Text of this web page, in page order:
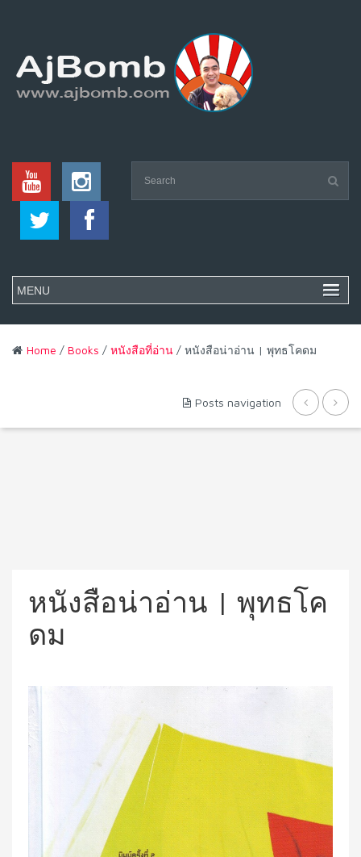
Home / Books / หนังสือที่อ่าน / หนังสือน่าอ่าน | พุทธโคดม
Posts navigation
หนังสือน่าอ่าน | พุทธโค
ดม